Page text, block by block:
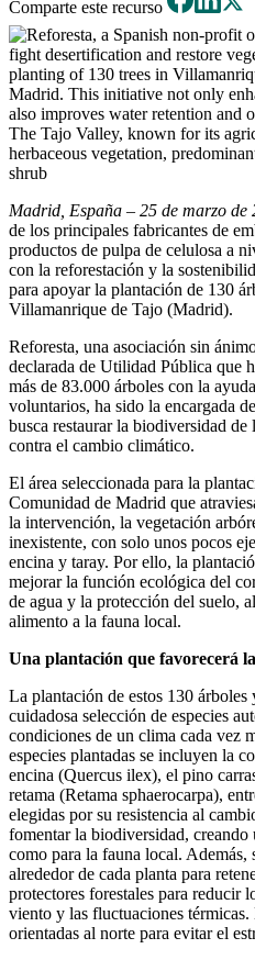
Comparte este recurso
Madrid, España – 25 de marzo de
de los principales fabricantes de
productos de pulpa de celulosa a
con la reforestación y la
para apoyar la plantación de 130
Villamanrique de Tajo (Madrid).
Reforesta, una asociación sin
declarada de Utilidad Pública que
más de 83.000 árboles con la
voluntarios, ha sido la encargada
busca restaurar la biodiversidad
contra el cambio climático.
El área seleccionada para la
Comunidad de Madrid que
la intervención, la vegetación
inexistente, con solo unos pocos
encina y taray. Por ello, la
mejorar la función ecológica del
de agua y la protección del suelo,
alimento a la fauna local.
Una plantación que favorecerá
La plantación de estos 130 árboles
cuidadosa selección de especies
condiciones de un clima cada vez
especies plantadas se incluyen la
encina (Quercus ilex), el pino
retama (Retama sphaerocarpa),
elegidas por su resistencia al
fomentar la biodiversidad,
como para la fauna local. Además,
alrededor de cada planta para
protectores forestales para reducir
viento y las fluctuaciones
orientadas al norte para evitar el